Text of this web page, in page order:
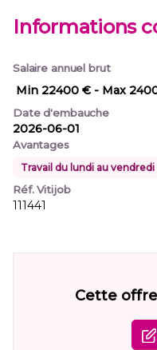
Informations
Salaire annuel brut
Min 22400 € - Max
Date d'embauche
2026-06-01
Avantages
Travail du lundi au vendredi
Réf. Vitijob
111441
Cette